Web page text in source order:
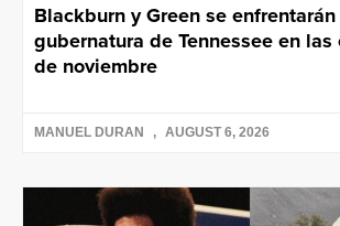
Blackburn y Green se
gubernatura de Tennessee en las
de noviembre
MANUEL DURAN AUGUST 6, 2026